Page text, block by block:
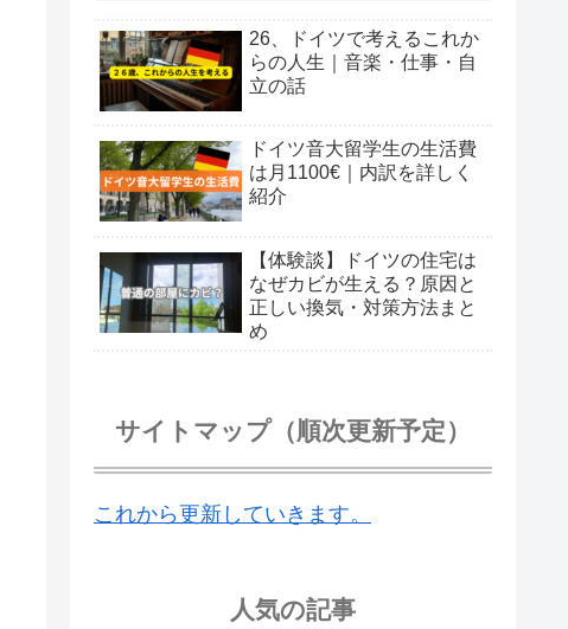
26、ドイツで考えるこれか
らの人生｜音楽・仕事・自
立の話
ドイツ音大留学生の生活費
は月1100€｜内訳を詳しく
紹介
【体験談】ドイツの住宅は
なぜカビが生える？原因と
正しい換気・対策方法まと
め
サイトマップ（順次更新予定）
これから更新していきます。
人気の記事